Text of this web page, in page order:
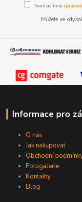
Souhlasím se
Můžete se
Informace pro
O nás
Jak nakupovat
Obchodní
Fotogalerie
Kontakty
Blog